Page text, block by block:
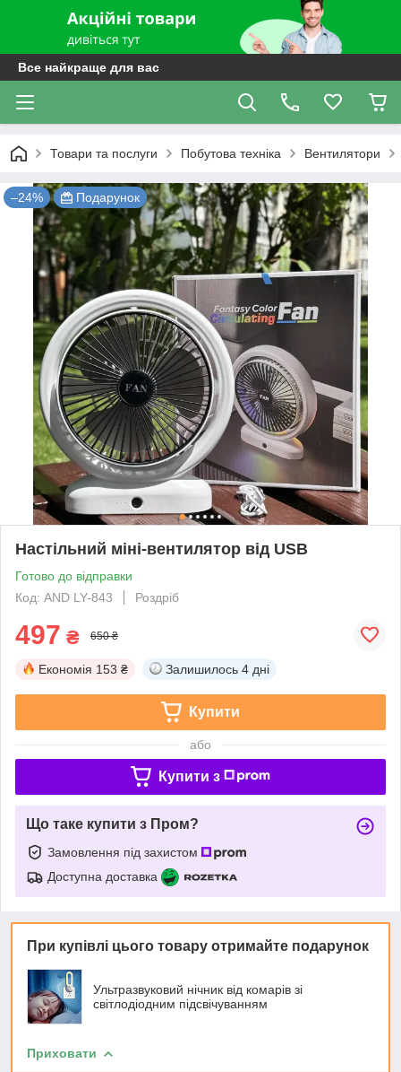
Все найкраще для вас
Товари та послуги Побутова техніка Вентилятори
–24% Подарунок
Настільний міні-вентилятор від USB
Готово до відправки
Код: AND LY-843
Роздріб
497 ₴ 650 ₴
Економія 153 ₴ Залишилось 4 дні
Купити
або
Купити з
Що таке купити з Пром?
Замовлення під захистом
Доступна доставка
При купівлі цього товару отримайте подарунок
Ультразвуковий нічник від комарів зі
світлодіодним підсвічуванням
Приховати